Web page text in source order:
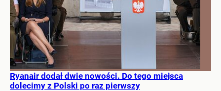
Ryanair dodał dwie nowości. Do tego miejsca
dolecimy z Polski po raz pierwszy